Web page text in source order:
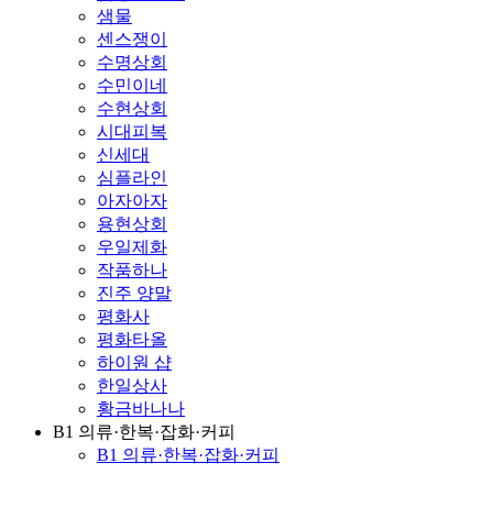
샘물
센스쟁이
수명상회
수민이네
수현상회
시대피복
신세대
심플라인
아자아자
용현상회
우일제화
작품하나
진주 양말
평화사
평화타올
하이원 샵
한일상사
황금바나나
B1 의류·한복·잡화·커피
B1 의류·한복·잡화·커피